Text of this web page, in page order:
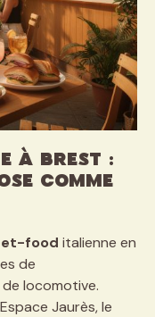
à Brest :
comme
food italienne en
de
locomotive.
Jaurès, le